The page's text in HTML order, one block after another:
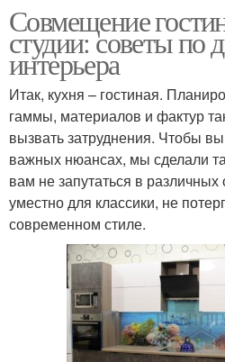
Совмещение
студии: советы по
интерьера
Итак, кухня – гостиная.
гаммы, материалов и фактур
вызвать затруднения. Чтобы
важных нюансах, мы сделали
вам не запутаться в различных
уместно для классики, не
современном стиле.